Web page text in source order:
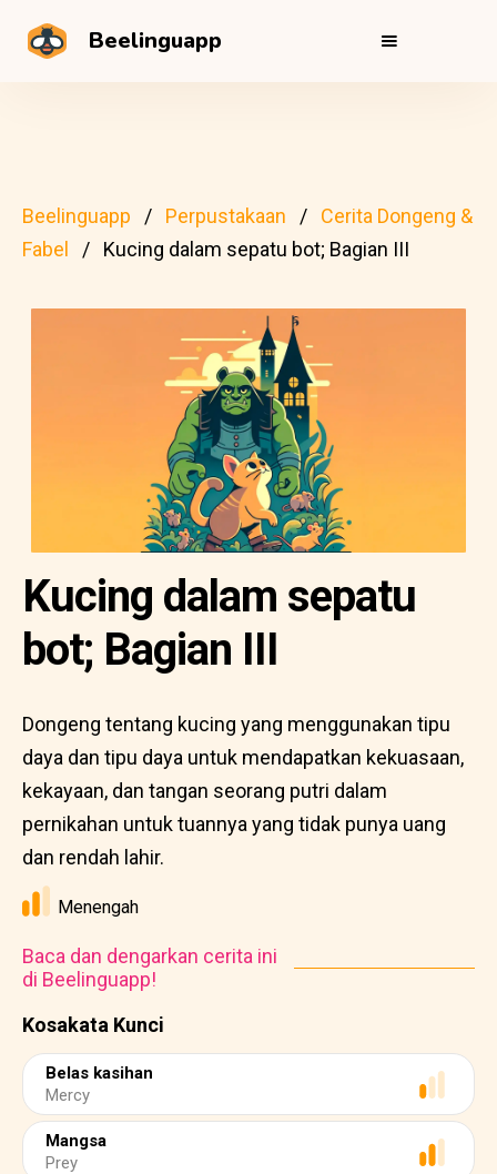
Beelinguapp
Beelinguapp Perpustakaan
Cerita Dongeng &
Fabel
Kucing dalam sepatu bot; Bagian III
Kosakata Kunci
Belas kasihan
Mercy
Mangsa
Prey
Kucing dalam sepatu
bot; Bagian III
Dongeng tentang kucing yang menggunakan tipu
daya dan tipu daya untuk mendapatkan kekuasaan,
kekayaan, dan tangan seorang putri dalam
pernikahan untuk tuannya yang tidak punya uang
dan rendah lahir.
Menengah
Baca dan dengarkan cerita ini
di Beelinguapp!